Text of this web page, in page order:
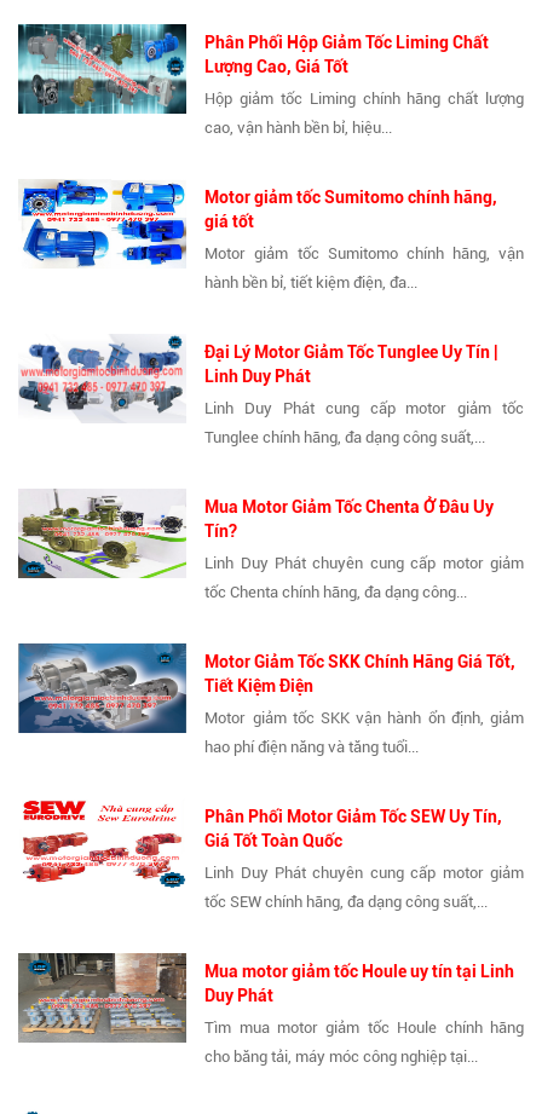
Phân Phối Hộp Giảm Tốc Liming Chất
Lượng Cao, Giá Tốt
Hộp giảm tốc Liming chính hãng chất lượng
cao, vận hành bền bỉ, hiệu...
Motor giảm tốc Sumitomo chính hãng,
giá tốt
Motor giảm tốc Sumitomo chính hãng, vận
hành bền bỉ, tiết kiệm điện, đa...
Đại Lý Motor Giảm Tốc Tunglee Uy Tín |
Linh Duy Phát
Linh Duy Phát cung cấp motor giảm tốc
Tunglee chính hãng, đa dạng công suất,...
Mua Motor Giảm Tốc Chenta Ở Đâu Uy
Tín?
Linh Duy Phát chuyên cung cấp motor giảm
tốc Chenta chính hãng, đa dạng công...
Motor Giảm Tốc SKK Chính Hãng Giá Tốt,
Tiết Kiệm Điện
Motor giảm tốc SKK vận hành ổn định, giảm
hao phí điện năng và tăng tuổi...
Phân Phối Motor Giảm Tốc SEW Uy Tín,
Giá Tốt Toàn Quốc
Linh Duy Phát chuyên cung cấp motor giảm
tốc SEW chính hãng, đa dạng công suất,...
Mua motor giảm tốc Houle uy tín tại Linh
Duy Phát
Tìm mua motor giảm tốc Houle chính hãng
cho băng tải, máy móc công nghiệp tại...